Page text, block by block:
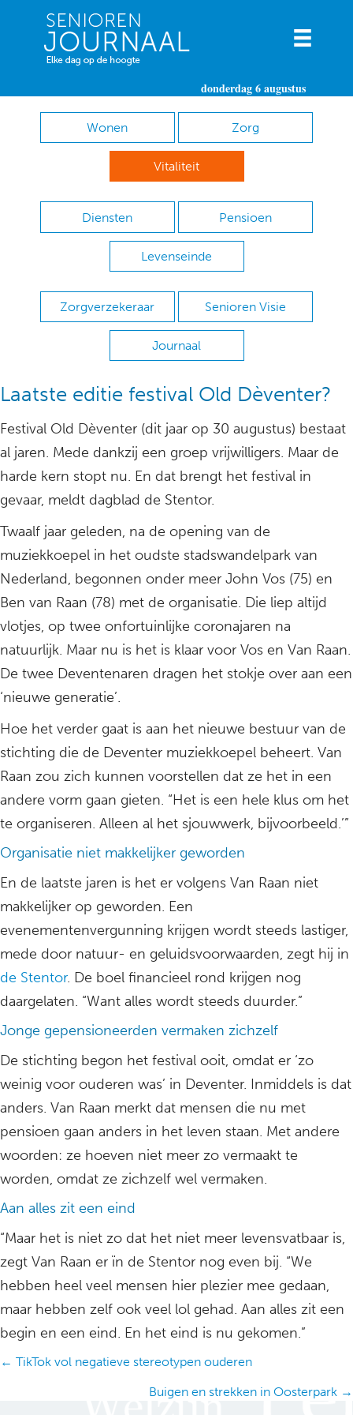
donderdag 6 augustus
Wonen Zorg
Vitaliteit
Diensten Pensioen
Levenseinde
Zorgverzekeraar Senioren Visie
Journaal
Laatste editie festival Old Dèventer?
Festival Old Dèventer (dit jaar op 30 augustus) bestaat
al jaren. Mede dankzij een groep vrijwilligers. Maar de
harde kern stopt nu. En dat brengt het festival in
gevaar, meldt dagblad de Stentor.
Twaalf jaar geleden, na de opening van de
muziekkoepel in het oudste stadswandelpark van
Nederland, begonnen onder meer John Vos (75) en
Ben van Raan (78) met de organisatie. Die liep altijd
vlotjes, op twee onfortuinlijke coronajaren na
natuurlijk. Maar nu is het is klaar voor Vos en Van Raan.
De twee Deventenaren dragen het stokje over aan een
‘nieuwe generatie’.
Hoe het verder gaat is aan het nieuwe bestuur van de
stichting die de Deventer muziekkoepel beheert. Van
Raan zou zich kunnen voorstellen dat ze het in een
andere vorm gaan gieten. “Het is een hele klus om het
te organiseren. Alleen al het sjouwwerk, bijvoorbeeld.’”
Organisatie niet makkelijker geworden
En de laatste jaren is het er volgens Van Raan niet
makkelijker op geworden. Een
evenementenvergunning krijgen wordt steeds lastiger,
mede door natuur- en geluidsvoorwaarden, zegt hij in
de Stentor. De boel financieel rond krijgen nog
daargelaten. “Want alles wordt steeds duurder.”
Jonge gepensioneerden vermaken zichzelf
De stichting begon het festival ooit, omdat er ‘zo
weinig voor ouderen was’ in Deventer. Inmiddels is dat
anders. Van Raan merkt dat mensen die nu met
pensioen gaan anders in het leven staan. Met andere
woorden: ze hoeven niet meer zo vermaakt te
worden, omdat ze zichzelf wel vermaken.
Aan alles zit een eind
“Maar het is niet zo dat het niet meer levensvatbaar is,
zegt Van Raan er ïn de Stentor nog even bij. “We
hebben heel veel mensen hier plezier mee gedaan,
maar hebben zelf ook veel lol gehad. Aan alles zit een
begin en een eind. En het eind is nu gekomen.”
Posts
← TikTok vol negatieve stereotypen ouderen
Buigen en strekken in Oosterpark →